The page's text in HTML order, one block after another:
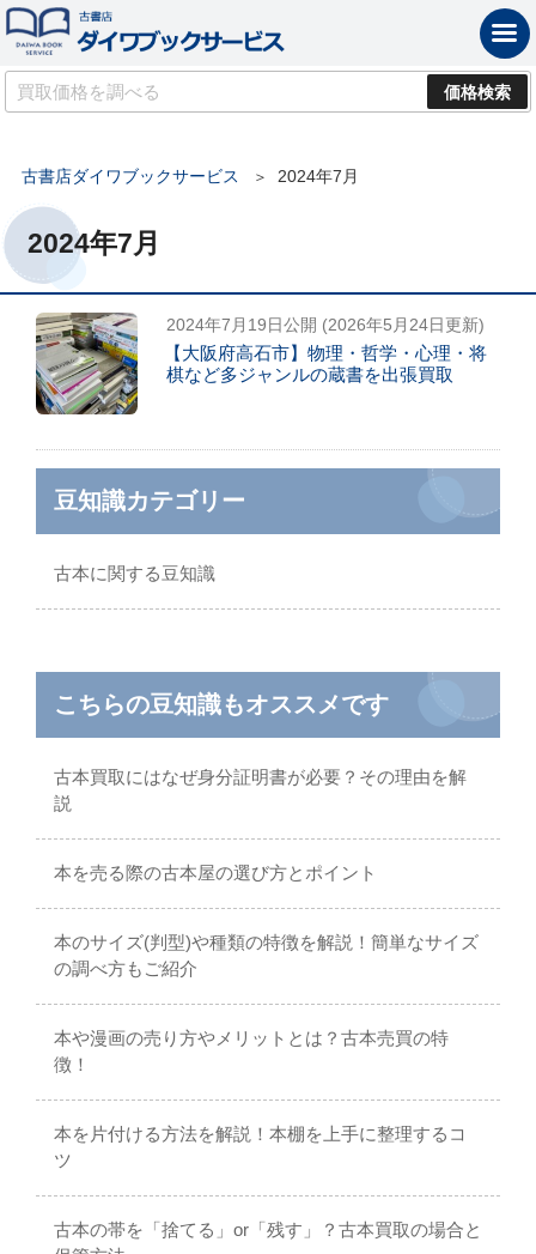
古書店ダイワブックサービス 2024年7月
2024年7月
2024年7月19日公開 (2026年5月24日更新)
【大阪府高石市】物理・哲学・心理・将
棋など多ジャンルの蔵書を出張買取
豆知識カテゴリー
古本に関する豆知識
こちらの豆知識もオススメです
古本買取にはなぜ身分証明書が必要？その理由を解
説
本を売る際の古本屋の選び方とポイント
本のサイズ(判型)や種類の特徴を解説！簡単なサイズ
の調べ方もご紹介
本や漫画の売り方やメリットとは？古本売買の特
徴！
本を片付ける方法を解説！本棚を上手に整理するコ
ツ
古本の帯を「捨てる」or「残す」？古本買取の場合と